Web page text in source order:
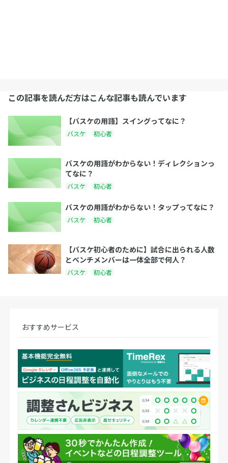
この記事を読んだ方はこんな記事も読んでいます
【バスケの用語】スイングってなに？
バスケ 初心者
バスケの用語がわからない！ディレクションっ
てなに？
バスケ 初心者
バスケの用語がわからない！タップってなに？
バスケ 初心者
【バスケ初心者のために】試合に出られる人数
とベンチメンバーは一体全部で何人？
バスケ 初心者
おすすめサービス